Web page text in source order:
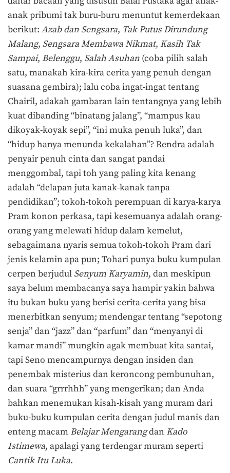
anak pribumi tak buru-buru menuntut kemerdekaan
berikut: Azab dan Sengsara, Tak Putus Dirundung
Malang, Sengsara Membawa Nikmat, Kasih Tak
Sampai, Belenggu, Salah Asuhan (coba pilih salah
satu, manakah kira-kira cerita yang penuh dengan
suasana gembira); lalu coba ingat-ingat tentang
Chairil, adakah gambaran lain tentangnya yang lebih
kuat dibanding “binatang jalang”, “mampus kau
dikoyak-koyak sepi”, “ini muka penuh luka”, dan
“hidup hanya menunda kekalahan”? Rendra adalah
penyair penuh cinta dan sangat pandai
menggombal, tapi toh yang paling kita kenang
adalah “delapan juta kanak-kanak tanpa
pendidikan”; tokoh-tokoh perempuan di karya-karya
Pram konon perkasa, tapi kesemuanya adalah orang-
orang yang melewati hidup dalam kemelut,
sebagaimana nyaris semua tokoh-tokoh Pram dari
jenis kelamin apa pun; Tohari punya buku kumpulan
cerpen berjudul Senyum Karyamin, dan meskipun
saya belum membacanya saya hampir yakin bahwa
itu bukan buku yang berisi cerita-cerita yang bisa
menerbitkan senyum; mendengar tentang “sepotong
senja” dan “jazz” dan “parfum” dan “menyanyi di
kamar mandi” mungkin agak membuat kita santai,
tapi Seno mencampurnya dengan insiden dan
penembak misterius dan keroncong pembunuhan,
dan suara “grrrhhh” yang mengerikan; dan Anda
bahkan menemukan kisah-kisah yang muram dari
buku-buku kumpulan cerita dengan judul manis dan
enteng macam Belajar Mengarangdan Kado
Istimewa, apalagi yang terdengar muram seperti
Cantik Itu Luka.